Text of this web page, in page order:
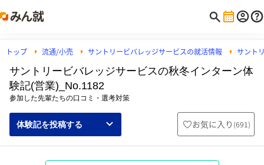
トップ 流通/小売 サントリービバレッジサービスの就活情報 サント
サントリービバレッジサービスの秋冬インターン体
験記(営業)_No.1182
参加した先輩たちの口コミ・選考対策
体験記を投稿する お気に入り (691)